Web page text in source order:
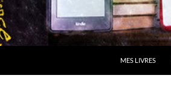
MES LIVRES